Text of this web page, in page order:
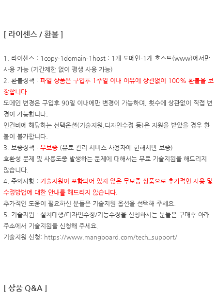
[ 라이센스 / 환불 ]
1. 라이센스 : 1copy-1domain-1host : 1개 도메인-1개 호스트(www)에서만
사용 가능 (기간제한 없이 평생 사용 가능)
2. 환불정책 : 파일 상품은 구입후 1주일 이내 이유에 상관없이 100% 환불을 보
장합니다.
도메인 변경은 구입후 90일 이내에만 변경이 가능하며, 횟수에 상관없이 직접 변
경이 가능합니다.
인건비에 해당하는 선택옵션(기술지원,디자인수정 등)은 지원을 받았을 경우 환
불이 불가합니다.
3. 보증정책 : 무보증 (유료 관리 서비스 사용자에 한해서만 보증)
호환성 문제 및 사용도중 발생하는 문제에 대해서는 무료 기술지원을 해드리지
않습니다.
4. 주의사항 : 기술지원이 포함되어 있지 않은 무보증 상품으로 추가적인 사용 및
수정방법에 대한 안내를 해드리지 않습니다.
추가적인 도움이 필요하신 분들은 기술지원 옵션을 선택해 주세요.
5. 기술지원 : 설치대행/디자인수정/기능수정을 신청하시는 분들은 구매후 아래
주소에서 기술지원을 신청해 주세요.
기술지원 신청: https://www.mangboard.com/tech_support/
[ 상품 Q&A ]